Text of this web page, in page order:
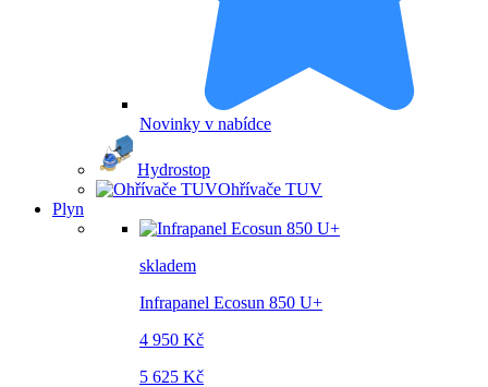
Novinky v nabídce
Hydrostop
Ohřívače TUV
Plyn
skladem
Infrapanel Ecosun 850 U+
4 950 Kč
5 625 Kč